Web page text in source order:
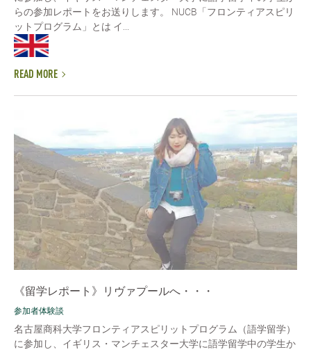
らの参加レポートをお送りします。 NUCB「フロンティアスピリ
ットプログラム」とは イ...
READ MORE
《留学レポート》リヴァプールへ・・・
参加者体験談
名古屋商科大学フロンティアスピリットプログラム（語学留学）
に参加し、イギリス・マンチェスター大学に語学留学中の学生か